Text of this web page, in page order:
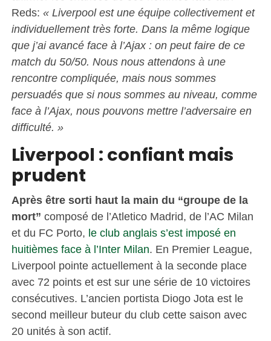
Reds: « Liverpool est une équipe collectivement et
individuellement très forte. Dans la même logique
que j’ai avancé face à l’Ajax : on peut faire de ce
match du 50/50. Nous nous attendons à une
rencontre compliquée, mais nous sommes
persuadés que si nous sommes au niveau, comme
face à l’Ajax, nous pouvons mettre l’adversaire en
difficulté. »
Liverpool : confiant mais
prudent
Après être sorti haut la main du “groupe de la
mort” composé de l’Atletico Madrid, de l’AC Milan
et du FC Porto, le club anglais s’est imposé en
huitièmes face à l’Inter Milan. En Premier League,
Liverpool pointe actuellement à la seconde place
avec 72 points et est sur une série de 10 victoires
consécutives. L’ancien portista Diogo Jota est le
second meilleur buteur du club cette saison avec
20 unités à son actif.